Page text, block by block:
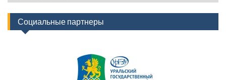
новостей
Социальные партнеры